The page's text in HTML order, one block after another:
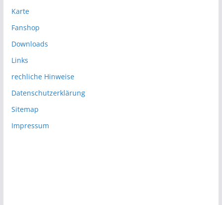
Karte
Fanshop
Downloads
Links
rechliche Hinweise
Datenschutzerklärung
Sitemap
Impressum